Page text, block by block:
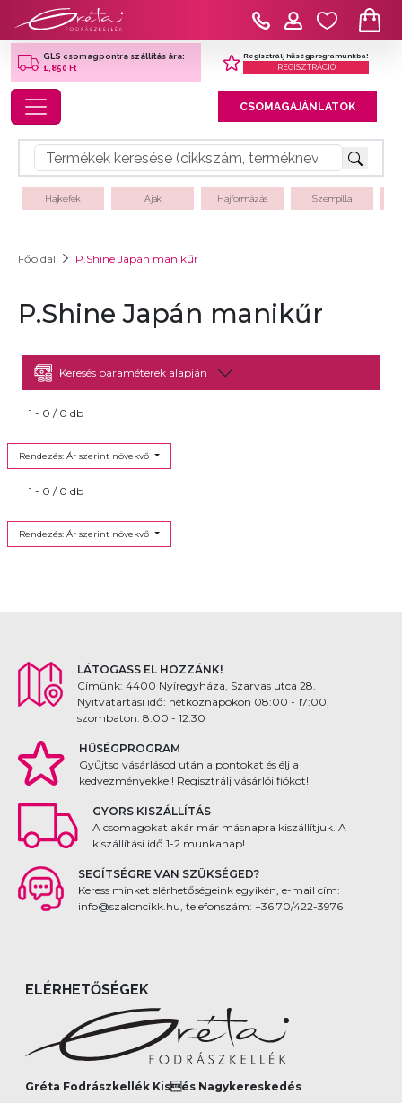
GLS csomagpontra szállítás ára:
1,850 Ft
Regisztrálj hűségprogramunkba!
REGISZTRÁCIÓ
Toggle navigation CSOMAGAJÁNLATOK
Hajkefék Ajak Hajformázás Szempilla
Főoldal P.Shine Japán manikűr
P.Shine Japán manikűr
Keresés paraméterek alapján
1 - 0 / 0 db
Rendezés: Ár szerint növekvő
1 - 0 / 0 db
Rendezés: Ár szerint növekvő
LÁTOGASS EL HOZZÁNK!
Címünk: 4400 Nyíregyháza, Szarvas utca 28.
Nyitvatartási idő: hétköznapokon 08:00 - 17:00,
szombaton: 8:00 - 12:30
HŰSÉGPROGRAM
Gyűjtsd vásárlásod után a pontokat és élj a
kedvezményekkel! Regisztrálj vásárlói fiókot!
GYORS KISZÁLLÍTÁS
A csomagokat akár már másnapra kiszállítjuk. A
kiszállítási idő 1-2 munkanap!
SEGÍTSÉGRE VAN SZÜKSÉGED?
Keress minket elérhetőségeink egyikén, e-mail cím:
info@szaloncikk.hu, telefonszám: +36 70/422-3976
ELÉRHETŐSÉGEK
Gréta Fodrászkellék Kisés Nagykereskedés